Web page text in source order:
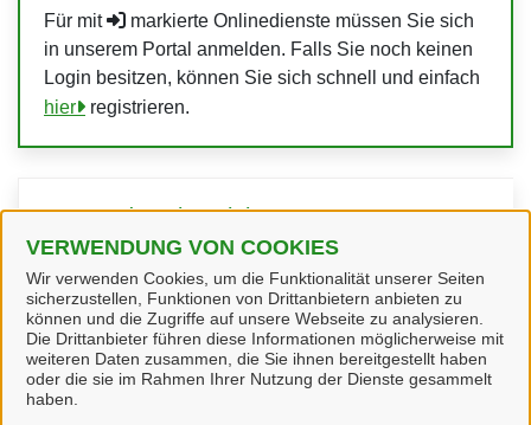
VERWENDUNG VON COOKIES
Wir verwenden Cookies, um die Funktionalität unserer Seiten
sicherzustellen, Funktionen von Drittanbietern anbieten zu
können und die Zugriffe auf unsere Webseite zu analysieren.
Die Drittanbieter führen diese Informationen möglicherweise mit
weiteren Daten zusammen, die Sie ihnen bereitgestellt haben
oder die sie im Rahmen Ihrer Nutzung der Dienste gesammelt
haben.
Für mit
markierte Onlinedienste müssen Sie sich
in unserem Portal anmelden. Falls Sie noch keinen
Login besitzen, können Sie sich schnell und einfach
hier
registrieren.
Verwandte Dienstleistungen
Melderegisterauskunft, erweiterte